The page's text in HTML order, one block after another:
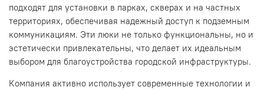
подходят для установки в парках, скверах и на частных
территориях, обеспечивая надежный доступ к подземным
коммуникациям. Эти люки не только функциональны, но и
эстетически привлекательны, что делает их идеальным
выбором для благоустройства городской инфраструктуры.
Компания активно использует современные технологии и